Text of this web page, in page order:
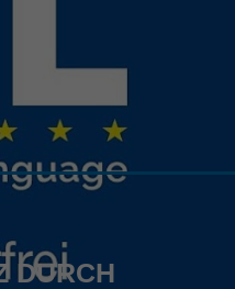
DURCH